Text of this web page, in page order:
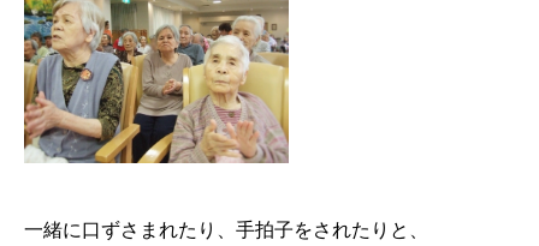
一緒に口ずさまれたり、手拍子をされたりと、